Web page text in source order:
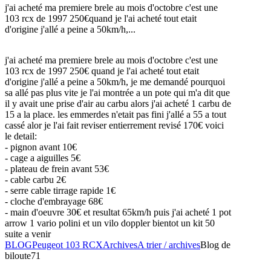
j'ai acheté ma premiere brele au mois d'octobre c'est une
103 rcx de 1997 250€quand je l'ai acheté tout etait
d'origine j'allé a peine a 50km/h,...
j'ai acheté ma premiere brele au mois d'octobre c'est une
103 rcx de 1997 250€ quand je l'ai acheté tout etait
d'origine j'allé a peine a 50km/h, je me demandé pourquoi
sa allé pas plus vite je l'ai montrée a un pote qui m'a dit que
il y avait une prise d'air au carbu alors j'ai acheté 1 carbu de
15 a la place. les emmerdes n'etait pas fini j'allé a 55 a tout
cassé alor je l'ai fait reviser entierrement revisé 170€ voici
le detail:
- pignon avant 10€
- cage a aiguilles 5€
- plateau de frein avant 53€
- cable carbu 2€
- serre cable tirrage rapide 1€
- cloche d'embrayage 68€
- main d'oeuvre 30€ et resultat 65km/h puis j'ai acheté 1 pot
arrow 1 vario polini et un vilo doppler bientot un kit 50
suite a venir
BLOGPeugeot 103 RCXArchivesA trier / archivesBlog de
biloute71